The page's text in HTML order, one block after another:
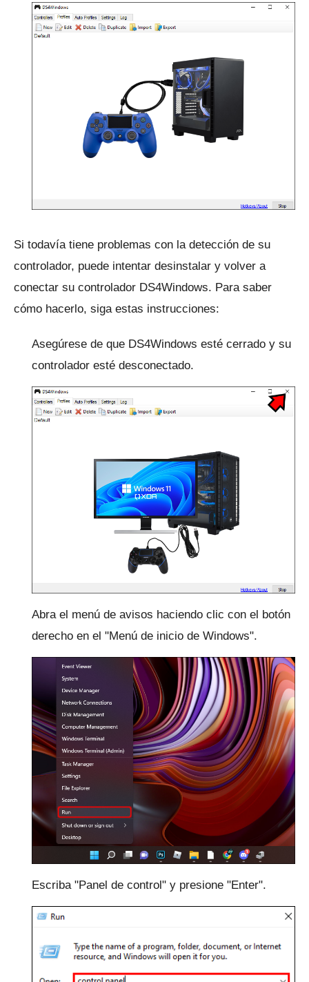
Si todavía tiene problemas con la detección de su
controlador, puede intentar desinstalar y volver a
conectar su controlador DS4Windows. Para saber
cómo hacerlo, siga estas instrucciones:
Asegúrese de que DS4Windows esté cerrado y su
controlador esté desconectado.
Abra el menú de avisos haciendo clic con el botón
derecho en el "Menú de inicio de Windows".
Escriba "Panel de control" y presione "Enter".